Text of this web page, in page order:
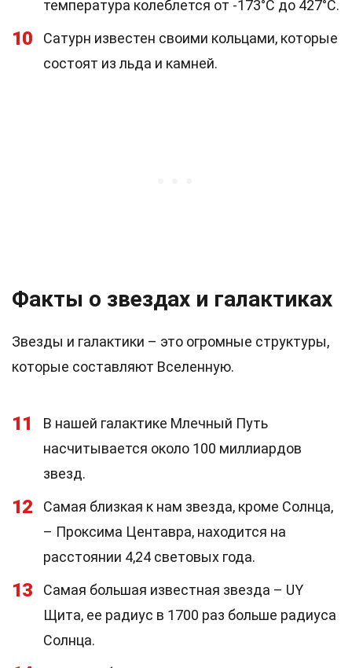
температура колеблется от -173°C до 427°C.
10
Сатурн известен своими кольцами, которые
состоят из льда и камней.
Факты о звездах и галактиках
Звезды и галактики – это огромные структуры,
которые составляют Вселенную.
11
В нашей галактике Млечный Путь
насчитывается около 100 миллиардов
звезд.
12
Самая близкая к нам звезда, кроме Солнца,
– Проксима Центавра, находится на
расстоянии 4,24 световых года.
13
Самая большая известная звезда – UY
Щита, ее радиус в 1700 раз больше радиуса
Солнца.